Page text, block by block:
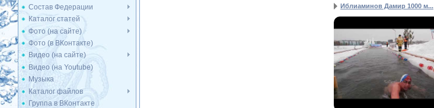
Состав Федерации
Каталог статей
Фото (на сайте)
Фото (в ВКонтакте)
Видео (на сайте)
Видео (на Youtube)
Музыка
Каталог файлов
Группа в ВКонтакте
Иблиаминов Дамир 1000 м...